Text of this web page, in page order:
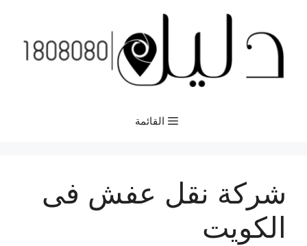
المحتوى
القائمة
شركة نقل عفش فى
الكويت